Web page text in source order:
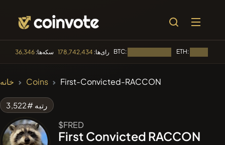
سکه‌ها:36,346 رای‌ها: 178,742,434 BTC: ETH:
BullSync BULLSYNC
#1563
خانه Coins First-Convicted-RACCON
رتبه #3,522
$FRED
First Convicted RACCON